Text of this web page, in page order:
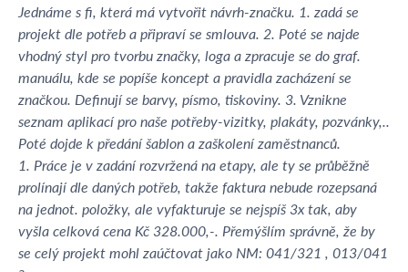
Jednáme s fi, která má vytvořit návrh-značku. 1. zadá se
projekt dle potřeb a připraví se smlouva. 2. Poté se najde
vhodný styl pro tvorbu značky, loga a zpracuje se do graf.
manuálu, kde se popíše koncept a pravidla zacházení se
značkou. Definují se barvy, písmo, tiskoviny. 3. Vznikne
seznam aplikací pro naše potřeby-vizitky, plakáty, pozvánky,..
Poté dojde k předání šablon a zaškolení zaměstnanců.
1. Práce je v zadání rozvržená na etapy, ale ty se průběžně
prolínají dle daných potřeb, takže faktura nebude rozepsaná
na jednot. položky, ale vyfakturuje se nejspíš 3x tak, aby
vyšla celková cena Kč 328.000,-. Přemýšlím správně, že by
se celý projekt mohl zaúčtovat jako NM: 041/321 , 013/041